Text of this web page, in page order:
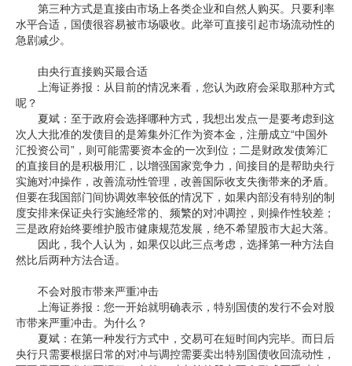
第三种方式是直接由市场上各类企业和自然人购买。只要利率
水平合适，国债很容易被市场吸收。此举可直接引起市场流动性的
急剧减少。
由央行直接购买最合适
上海证券报：从目前的情况来看，您认为政府会采取那种方式
呢？
夏斌：至于政府会选择哪种方式，我想出发点一是要考虑到这
次人大批准的发债目的是筹集外汇作为资本金，注册成立“中国外
汇投资公司”，则可能需要资本金的一次到位；二是财政发债筹汇
的直接目的是积极用汇，以增强国家竞争力，间接目的是帮助央行
实施对冲操作，改善流动性管理，改善国际收支失衡带来的矛盾。
但要在我国部门间协调效率较低的情况下，如果内部没有特别的制
度安排来保证央行实施经常的、频繁的对冲调控，则操作性较差；
三是政府始终要维护股市健康规范发展，绝不希望股市大起大落。
因此，我个人认为，如果仅以此三点考虑，选择第一种方法自
然比后两种方法合适。
不会对股市带来严重冲击
上海证券报：您一开始就明确表示，特别国债的发行不会对股
市带来严重冲击。为什么？
夏斌：在第一种发行方式中，交易可在短时间内完毕。而日后
央行只需要根据日常的对冲与调控需要卖出特别国债收回流动性，